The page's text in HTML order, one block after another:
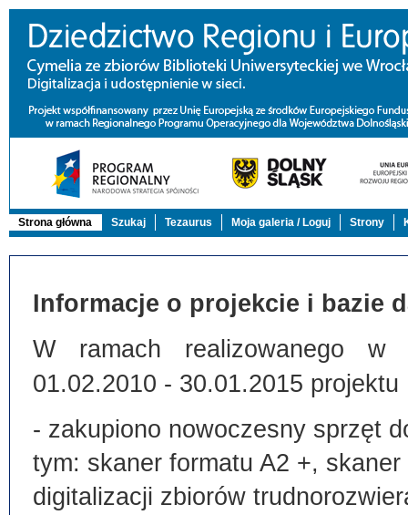
Strona główna Szukaj Tezaurus Moja galeria / Loguj Strony
Informacje o projekcie i bazie
W ramach realizowanego w
01.02.2010 - 30.01.2015 projektu
- zakupiono nowoczesny sprzęt
tym: skaner formatu A2 +,
digitalizacji zbiorów